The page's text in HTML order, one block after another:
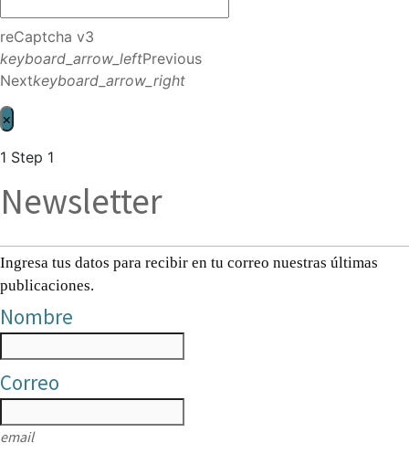
reCaptcha v3
keyboard_arrow_leftPrevious
Nextkeyboard_arrow_right
×
1 Step 1
Newsletter
Ingresa tus datos para recibir en tu correo nuestras últimas
publicaciones.
Nombre
Correo
email